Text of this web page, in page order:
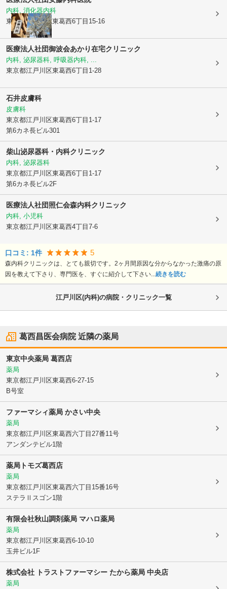
内科, 消化器内科
東京都江戸川区東葛西6丁目15-16
医療法人社団御波会あかり在宅クリニック
内科, 泌尿器科, 呼吸器内科, ...
東京都江戸川区東葛西6丁目1-28
石井皮膚科
皮膚科
東京都江戸川区東葛西6丁目1-17
第6カネ長ビル301
柴山泌尿器科・内科クリニック
内科, 泌尿器科
東京都江戸川区東葛西6丁目1-17
第6カネ長ビル2F
医療法人社団照仁会森内科クリニック
内科, 小児科
東京都江戸川区東葛西4丁目7-6
口コミ: 1件 5
森内科クリニックは、とても親切です。2ヶ月間原因な分からなかった激痛の原
因を教えて下さり、専門医を、すぐに紹介して下さい...続きを読む
江戸川区(内科)の病院・クリニック一覧
葛西昌医会病院近隣の薬局
東京中央薬局 葛西店
薬局
東京都江戸川区東葛西6-27-15
B号室
ファーマシィ薬局 かさい中央
薬局
東京都江戸川区東葛西六丁目27番11号
アンダンテビル1階
薬局トモズ葛西店
薬局
東京都江戸川区東葛西六丁目15番16号
ステラⅡスゴン1階
有限会社秋山調剤薬局 マハロ薬局
薬局
東京都江戸川区東葛西6-10-10
玉井ビル1F
株式会社 トラストファーマシー たから薬局 中央店
薬局